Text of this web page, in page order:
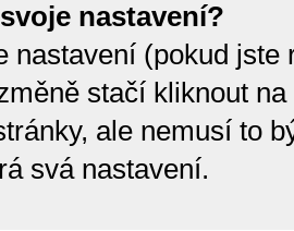
nastavení?
nastavení (pokud
stačí kliknout
ale nemusí to
svá nastavení.